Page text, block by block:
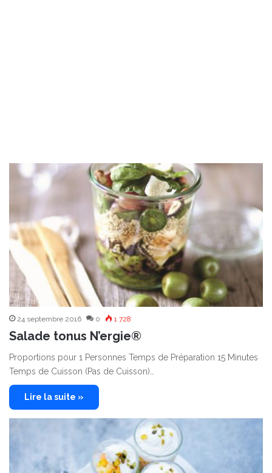
24 septembre 2016 0 1 728
Salade tonus N’ergie®
Proportions pour 1 Personnes Temps de Préparation 15 Minutes
Temps de Cuisson (Pas de Cuisson)…
Lire la suite »